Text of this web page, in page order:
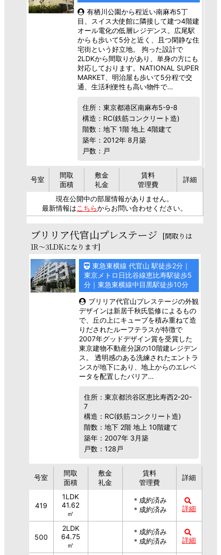
有栖川公園から程近い南麻布5丁
目、スイス大使館に隣接して建つ4階建
オール電化の低層レジデンス。広尾駅
からも歩いて5分と近く、且つ閑静な住
宅街という好立地。 拘った設計で
2LDKから間取りがあり、単身の方にも
対応しております。NATIONAL SUPER
MARKET、明治屋も歩いて5分程で交
通、生活利便性も高い物件で…
住所：東京都港区南麻布5-9-8
構造：RC(鉄筋コンクリート造)
階数：地下 1階 地上 4階建て
築年：2012年 8月築
戸数：戸
号室
間取
面積
敷金
礼金
賃料
管理費
詳細
現在公開中の部屋情報がありません。
最新情報はこちらからお問い合わせください。
ブリリア代官山プレステージ [間取りは
1R～3LDKになります]
東急東横線 代官山 駅徒歩2分｜
東京メトロ日比谷線恵比寿駅徒歩5
分｜東急東横線中目黒駅徒歩10分
ブリリア代官山プレステージの外観
デザインは新居千秋氏監修によるもの
で、丘の上にキューブを積み重ねて造
りだされたルーフテラスが特徴で
2007年グッドデザイン賞を受賞した
東京建物不動産分譲の10階建レジデン
ス。 透明感のある洗練されたエントラ
ンスが地下にあり、地上からのエレベ
ータを配置したバリア…
住所：東京都渋谷区恵比寿西2-20-
7
構造：RC(鉄筋コンクリート造)
階数：地下 2階 地上 10階建て
築年：2007年 3月築
戸数：128戸
号室
間取
面積
敷金
礼金
賃料
管理費
詳細
419
1LDK
41.62
㎡
＊成約済み
＊成約済み
詳細
500
2LDK
64.75
㎡
＊成約済み
＊成約済み
詳細